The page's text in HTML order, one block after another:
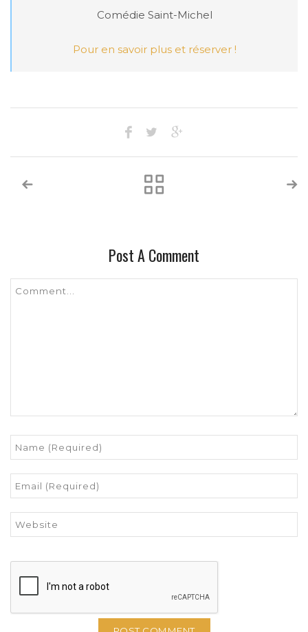
Comédie Saint-Michel
Pour en savoir plus et réserver !
Post A Comment